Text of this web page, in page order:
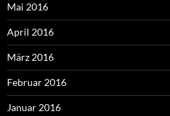
Mai 2016
April 2016
März 2016
Februar 2016
Januar 2016